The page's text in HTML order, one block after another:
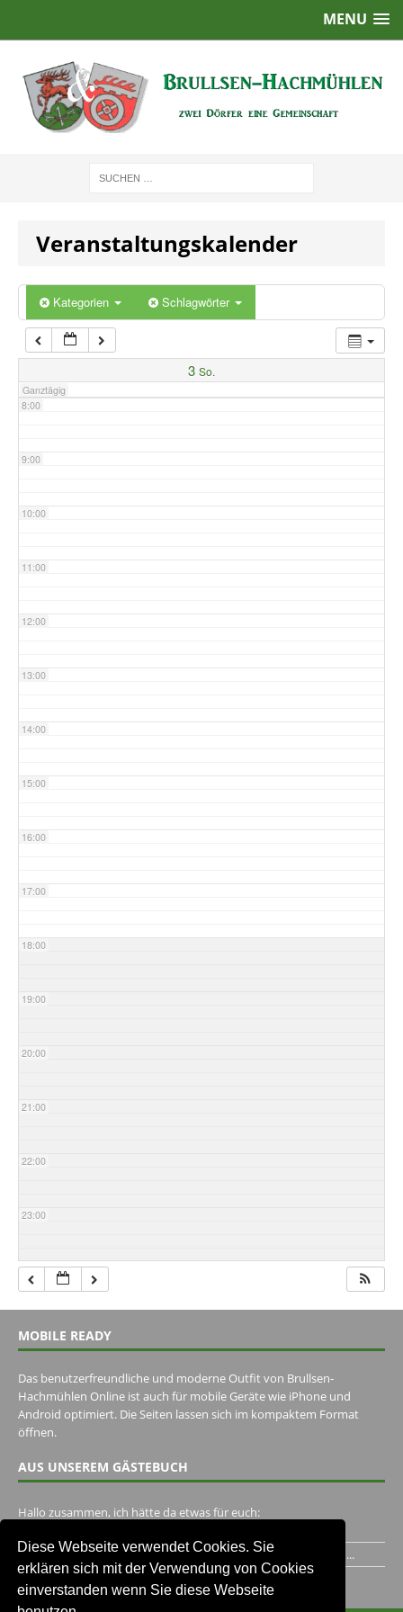
Diese Webseite verwendet Cookies. Sie
erklären sich mit der Verwendung von Cookies
einverstanden wenn Sie diese Webseite
MENU
Veranstaltungskalender
Kategorien Schlagwörter
3 So.
Ganztägig
2:00
5:00
7:00
8:00
9:00
10:00
11:00
12:00
13:00
14:00
15:00
16:00
17:00
18:00
19:00
20:00
21:00
22:00
23:00
MOBILE READY
Das benutzerfreundliche und moderne Outfit von Brullsen-
Hachmühlen Online ist auch für mobile Geräte wie iPhone und
Android optimiert. Die Seiten lassen sich im kompaktem Format
öffnen.
AUS UNSEREM GÄSTEBUCH
Hallo zusammen, ich hätte da etwas für euch:
Ich habe ein Jahr im Gasthaus Hugo Pape verbracht..Habe ihn...
Unser Gästebuch besuchen